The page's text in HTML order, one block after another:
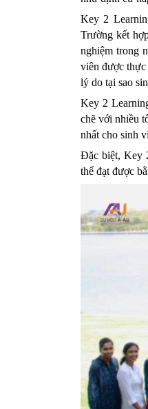
Key 2
Trường kết
nghiệm trong
viên được
lý do tại sao
Key 2
chẽ với nhiều
nhất cho sinh
Đặc biệt, Key
thể đạt được